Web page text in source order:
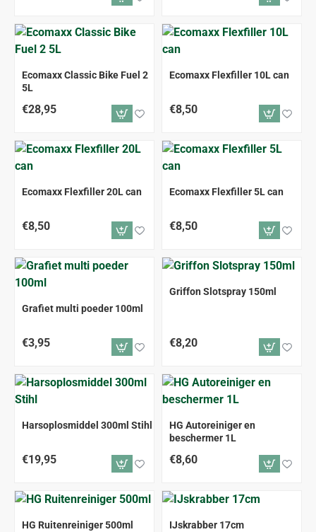
ALLEEN AFHALEN
Ecomaxx Classic Bike Fuel 2
5L
€28,95
Ecomaxx Flexfiller 10L can
€8,50
Ecomaxx Flexfiller 20L can
€8,50
Ecomaxx Flexfiller 5L can
€8,50
Grafiet multi poeder 100ml
€3,95
Griffon Slotspray 150ml
€8,20
Harsoplosmiddel 300ml Stihl
€19,95
HG Autoreiniger en
beschermer 1L
€8,60
HG Ruitenreiniger 500ml IJskrabber 17cm